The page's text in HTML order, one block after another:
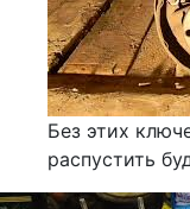
Без этих
распустить